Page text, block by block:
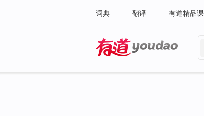
词典 翻译 有道精品课